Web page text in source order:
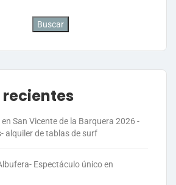
Buscar
San Vicente de la Barquera 2026 -
alquiler de tablas de surf
Espectáculo único en